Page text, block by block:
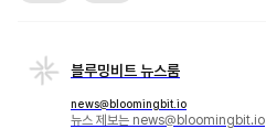
블루밍비트 뉴스룸
news@bloomingbit.io
뉴스 제보는 news@bloomingbit.io